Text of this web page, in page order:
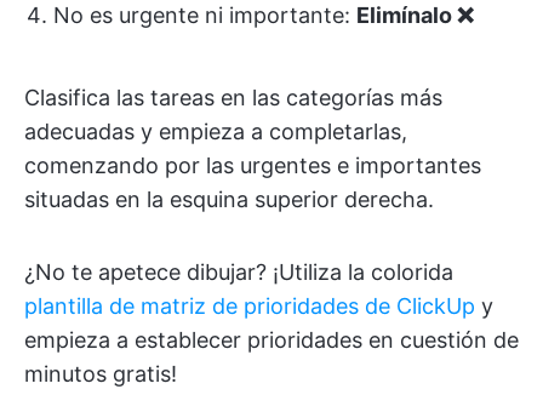
No es urgente ni importante: Elimínalo ❌
Clasifica las tareas en las categorías más
adecuadas y empieza a completarlas,
comenzando por las urgentes e importantes
situadas en la esquina superior derecha.
¿No te apetece dibujar? ¡Utiliza la colorida
plantilla de matriz de prioridades de ClickUp y
empieza a establecer prioridades en cuestión de
minutos gratis!